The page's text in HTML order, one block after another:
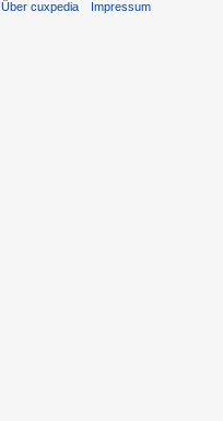
Über cuxpedia Impressum